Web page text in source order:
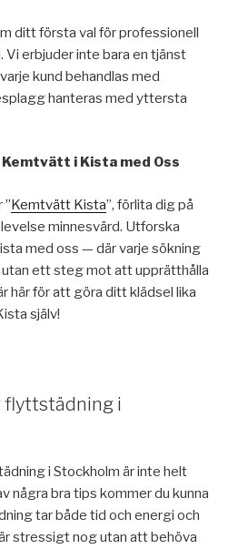
ditt första val för professionell
erbjuder inte bara en tjänst
kund behandlas med
hanteras med yttersta
i Kista med Oss
”Kemtvätt Kista”, förlita dig på
minnesvärd. Utforska
med oss — där varje sökning
utan ett steg mot att upprätthålla
här för att göra ditt klädsel lika
själv!
i
i Stockholm är inte helt
några bra tips kommer du kunna
tar både tid och energi och
stressigt nog utan att behöva